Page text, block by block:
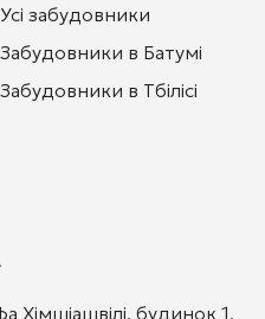
Усі забудовники
Забудовники в Батумі
Забудовники в Тбілісі
Хімшіашвілі, будинок 1,